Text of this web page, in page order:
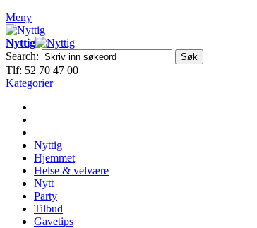
Meny
Nyttig
Search:
Søk
Tlf: 52 70 47 00
Kategorier
Nyttig
Hjemmet
Helse & velvære
Nytt
Party
Tilbud
Gavetips